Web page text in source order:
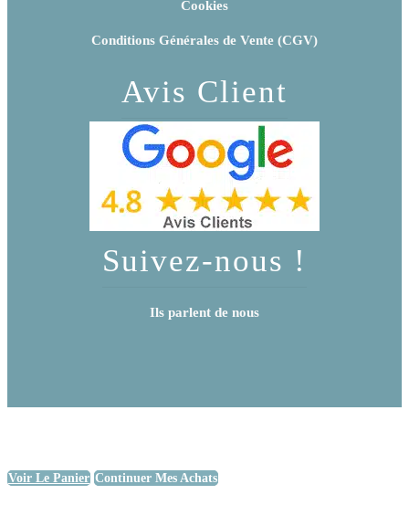
Cookies
Conditions Générales de Vente (CGV)
Avis Client
Suivez-nous !
Ils parlent de nous
Voir Le Panier Continuer Mes Achats